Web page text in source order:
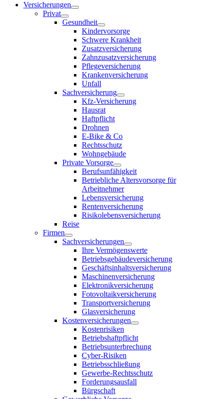
Versicherungen
Privat
Gesundheit
Kindervorsorge
Schwere Krankheit
Zusatzversicherung
Zahnzusatzversicherung
Pflegeversicherung
Krankenversicherung
Unfall
Sachversicherung
Kfz-Versicherung
Hausrat
Haftpflicht
Drohnen
E-Bike & Co
Rechtsschutz
Wohngebäude
Private Vorsorge
Berufsunfähigkeit
Betriebliche Altersvorsorge für
Arbeitnehmer
Lebensversicherung
Rentenversicherung
Risikolebensversicherung
Reise
Firmen
Sachversicherungen
Ihre Vermögenswerte
Betriebsgebäudeversicherung
Geschäftsinhaltsversicherung
Maschinenversicherung
Elektronikversicherung
Fotovoltaikversicherung
Transportversicherung
Glasversicherung
Kostenversicherungen
Kostenrisiken
Betriebshaftpflicht
Betriebsunterbrechung
Cyber-Risiken
Betriebsschließung
Gewerbe-Rechtsschutz
Forderungsausfall
Bürgschaft